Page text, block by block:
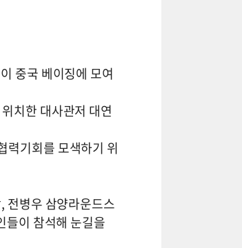
중국 베이징에 모여
치한 대사관저 대연
력기회를 모색하기 위
전병우 삼양라운드스
들이 참석해 눈길을